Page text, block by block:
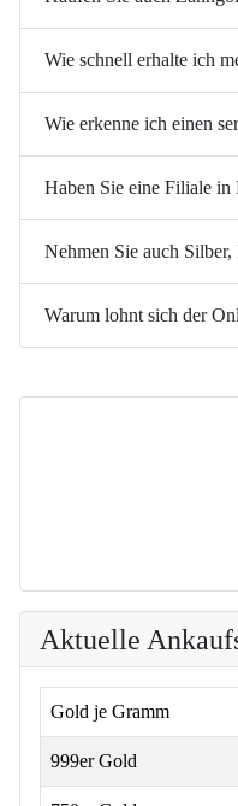
Wie schnell erhalte ich
Wie erkenne ich einen
Haben Sie eine Filiale in
Nehmen Sie auch Silber,
Warum lohnt sich der
Aktuelle
Gold je Gramm
999er Gold